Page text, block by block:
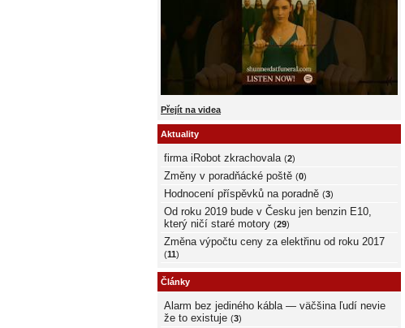
Přejít na videa
Aktuality
firma iRobot zkrachovala (2)
Změny v poradňácké poště (0)
Hodnocení příspěvků na poradně (3)
Od roku 2019 bude v Česku jen benzin E10,
který ničí staré motory (29)
Změna výpočtu ceny za elektřinu od roku 2017
(11)
Články
Alarm bez jediného kábla — väčšina ľudí nevie
že to existuje (3)